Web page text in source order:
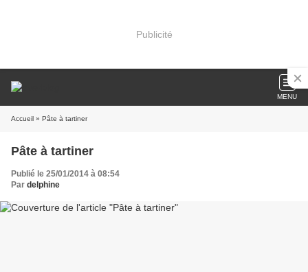
Publicité
MENU
Accueil » Pâte à tartiner
Pâte à tartiner
Publié le 25/01/2014 à 08:54
Par delphine